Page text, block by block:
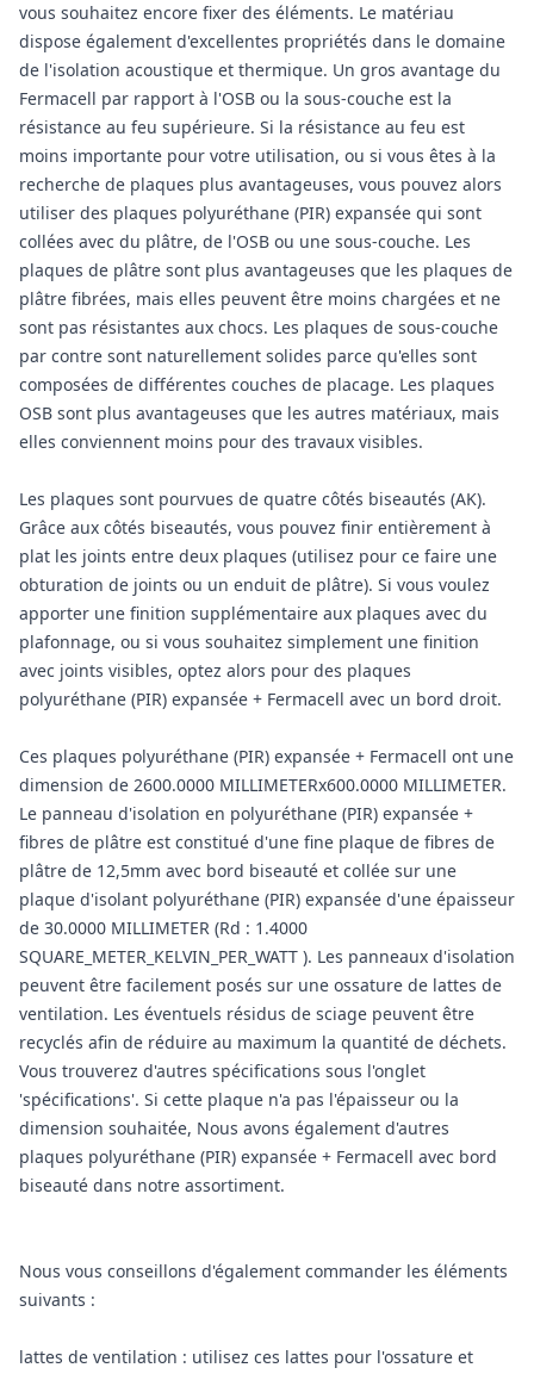
vous souhaitez encore fixer des éléments. Le matériau
dispose également d'excellentes propriétés dans le domaine
de l'isolation acoustique et thermique. Un gros avantage du
Fermacell par rapport à l'OSB ou la sous-couche est la
résistance au feu supérieure. Si la résistance au feu est
moins importante pour votre utilisation, ou si vous êtes à la
recherche de plaques plus avantageuses, vous pouvez alors
utiliser des plaques polyuréthane (PIR) expansée qui sont
collées avec du plâtre, de l'OSB ou une sous-couche. Les
plaques de plâtre sont plus avantageuses que les plaques de
plâtre fibrées, mais elles peuvent être moins chargées et ne
sont pas résistantes aux chocs. Les plaques de sous-couche
par contre sont naturellement solides parce qu'elles sont
composées de différentes couches de placage. Les plaques
OSB sont plus avantageuses que les autres matériaux, mais
elles conviennent moins pour des travaux visibles.
Les plaques sont pourvues de quatre côtés biseautés (AK).
Grâce aux côtés biseautés, vous pouvez finir entièrement à
plat les joints entre deux plaques (utilisez pour ce faire une
obturation de joints ou un enduit de plâtre). Si vous voulez
apporter une finition supplémentaire aux plaques avec du
plafonnage, ou si vous souhaitez simplement une finition
avec joints visibles, optez alors pour des plaques
polyuréthane (PIR) expansée + Fermacell avec un bord droit.
Ces plaques polyuréthane (PIR) expansée + Fermacell ont une
dimension de 2600.0000 MILLIMETERx600.0000 MILLIMETER.
Le panneau d'isolation en polyuréthane (PIR) expansée +
fibres de plâtre est constitué d'une fine plaque de fibres de
plâtre de 12,5mm avec bord biseauté et collée sur une
plaque d'isolant polyuréthane (PIR) expansée d'une épaisseur
de 30.0000 MILLIMETER (Rd : 1.4000
SQUARE_METER_KELVIN_PER_WATT ). Les panneaux d'isolation
peuvent être facilement posés sur une ossature de lattes de
ventilation. Les éventuels résidus de sciage peuvent être
recyclés afin de réduire au maximum la quantité de déchets.
Vous trouverez d'autres spécifications sous l'onglet
'spécifications'. Si cette plaque n'a pas l'épaisseur ou la
dimension souhaitée, Nous avons également d'autres
plaques polyuréthane (PIR) expansée + Fermacell avec bord
biseauté dans notre assortiment.
Nous vous conseillons d'également commander les éléments
suivants :
lattes de ventilation : utilisez ces lattes pour l'ossature et